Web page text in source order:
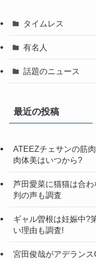
タイムレス
有名人
話題のニュース
最近の投稿
ATEEZチェサンの筋
肉体美はいつから?
芦田愛菜に猫猫は合
判の声も調査
ギャル曽根は妊娠中?
い理由も調査!
宮田俊哉がアデランス